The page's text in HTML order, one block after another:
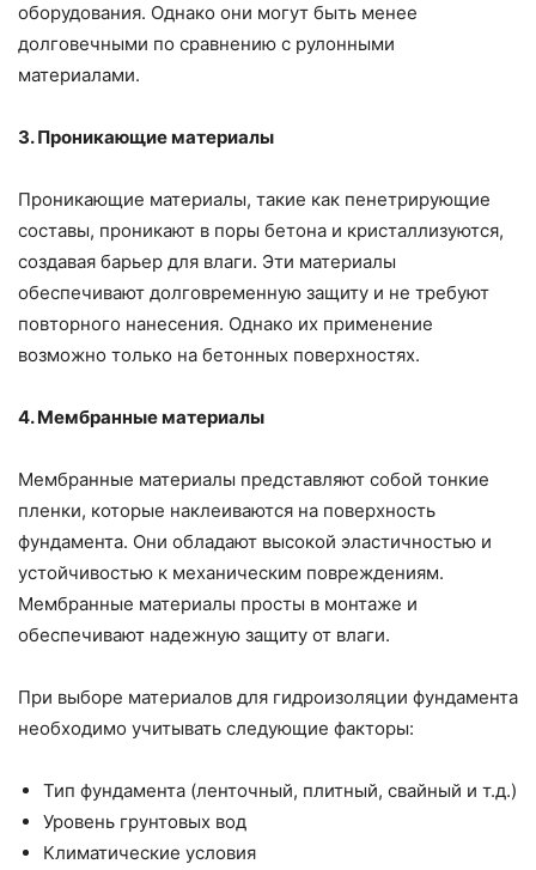
оборудования. Однако они могут быть менее
долговечными по сравнению с рулонными
материалами.
3. Проникающие материалы
Проникающие материалы, такие как пенетрирующие
составы, проникают в поры бетона и кристаллизуются,
создавая барьер для влаги. Эти материалы
обеспечивают долговременную защиту и не требуют
повторного нанесения. Однако их применение
возможно только на бетонных поверхностях.
4. Мембранные материалы
Мембранные материалы представляют собой тонкие
пленки, которые наклеиваются на поверхность
фундамента. Они обладают высокой эластичностью и
устойчивостью к механическим повреждениям.
Мембранные материалы просты в монтаже и
обеспечивают надежную защиту от влаги.
При выборе материалов для гидроизоляции фундамента
необходимо учитывать следующие факторы:
Тип фундамента (ленточный, плитный, свайный и т.д.)
Уровень грунтовых вод
Климатические условия